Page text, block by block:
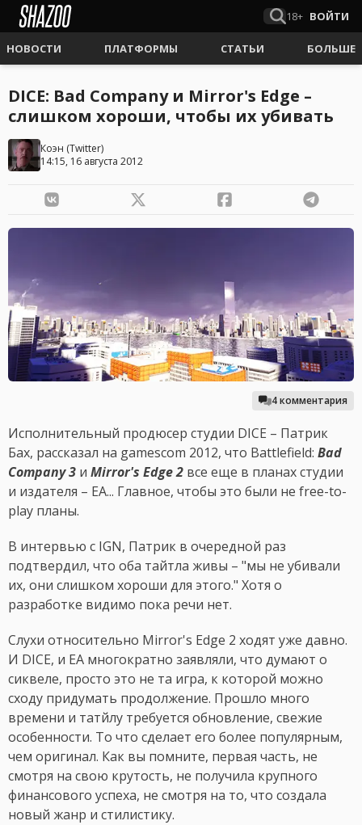
18+ ВОЙТИ
НОВОСТИ ПЛАТФОРМЫ СТАТЬИ БОЛЬШЕ
DICE: Bad Company и Mirror's Edge –
слишком хороши, чтобы их убивать
Коэн (Twitter)
14:15, 16 августа 2012
4 комментария
Исполнительный продюсер студии DICE – Патрик
Бах, рассказал на gamescom 2012, что Battlefield: Bad
Company 3 и Mirror's Edge 2 все еще в планах студии
и издателя – EA... Главное, чтобы это были не free-to-
play планы.
В интервью с IGN, Патрик в очередной раз
подтвердил, что оба тайтла живы – "мы не убивали
их, они слишком хороши для этого." Хотя о
разработке видимо пока речи нет.
Слухи относительно Mirror's Edge 2 ходят уже давно.
И DICE, и EA многократно заявляли, что думают о
сиквеле, просто это не та игра, к которой можно
сходу придумать продолжение. Прошло много
времени и татйлу требуется обновление, свежие
особенности. То что сделает его более популярным,
чем оригинал. Как вы помните, первая часть, не
смотря на свою крутость, не получила крупного
финансового успеха, не смотря на то, что создала
новый жанр и стилистику.